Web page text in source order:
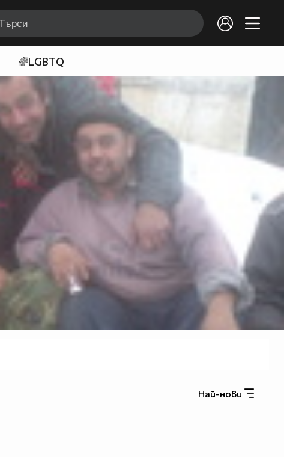
🌈LGBTQ
Най-нови